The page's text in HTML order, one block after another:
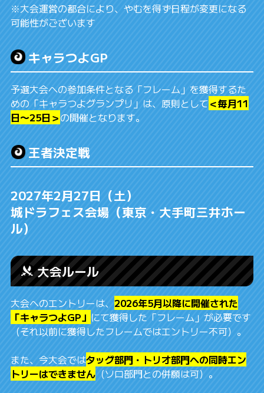
※大会運営の都合により、やむを得ず日程が変更になる
可能性がございます
キャラつよGP
予選大会への参加条件となる「フレーム」を獲得するた
めの「キャラつよグランプリ」は、原則として＜毎月11
日〜25日＞の開催となります。
王者決定戦
2027年2月27日（土）
城ドラフェス会場（東京・大手町三井ホー
ル）
大会ルール
大会へのエントリーは、 2026年5月以降に開催された
「キャラつよGP」 にて獲得した「フレーム」が必要です
（それ以前に獲得したフレームではエントリー不可）。
また、今大会ではタッグ部門・トリオ部門への同時エン
トリーはできません（ソロ部門との併願は可）。